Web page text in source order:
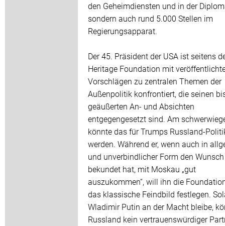
den Geheimdiensten und in der
sondern auch rund 5.000 Stellen im
Regierungsapparat.
Der 45. Präsident der USA ist seitens
Heritage Foundation mit
Vorschlägen zu zentralen Themen der
Außenpolitik konfrontiert, die seinen
geäußerten An- und Absichten
entgegengesetzt sind. Am
könnte das für Trumps Russland-
werden. Während er, wenn auch in
und unverbindlicher Form den Wunsch
bekundet hat, mit Moskau „gut
auszukommen“, will ihn die
das klassische Feindbild festlegen.
Wladimir Putin an der Macht bleibe,
Russland kein vertrauenswürdiger